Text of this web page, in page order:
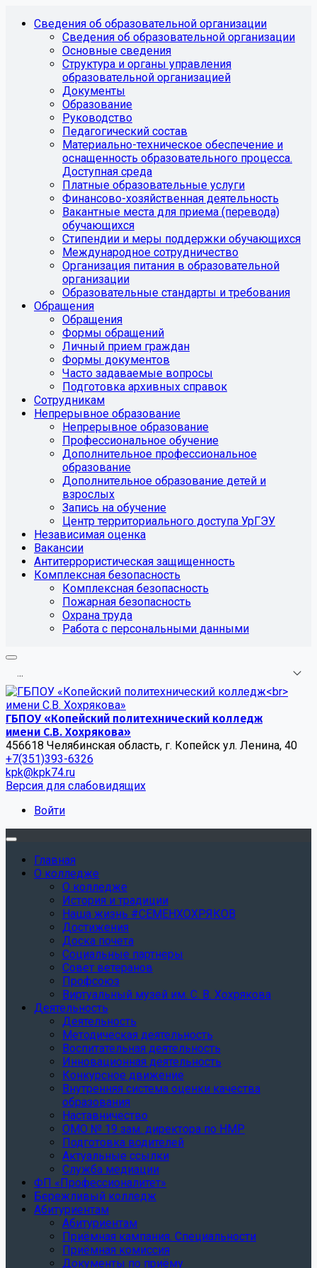
Сведения об образовательной организации
Сведения об образовательной организации
Основные сведения
Структура и органы управления
образовательной организацией
Документы
Образование
Руководство
Педагогический состав
Материально-техническое обеспечение и
оснащенность образовательного процесса.
Доступная среда
Платные образовательные услуги
Финансово-хозяйственная деятельность
Вакантные места для приема (перевода)
обучающихся
Стипендии и меры поддержки обучающихся
Международное сотрудничество
Организация питания в образовательной
организации
Образовательные стандарты и требования
Обращения
Обращения
Формы обращений
Личный прием граждан
Формы документов
Часто задаваемые вопросы
Подготовка архивных справок
Сотрудникам
Непрерывное образование
Непрерывное образование
Профессиональное обучение
Дополнительное профессиональное
образование
Дополнительное образование детей и
взрослых
Запись на обучение
Центр территориального доступа УрГЭУ
Независимая оценка
Вакансии
Антитеррористическая защищенность
Комплексная безопасность
Комплексная безопасность
Пожарная безопасность
Охрана труда
Работа с персональными данными
...
ГБПОУ «Копейский политехнический колледж
имени С.В. Хохрякова»
456618 Челябинская область, г. Копейск ул. Ленина, 40
+7(351)393-6326
kpk@kpk74.ru
Версия для слабовидящих
Войти
Главная
О колледже
О колледже
История и традиции
Наша жизнь #СЕМЕНХОХРЯКОВ
Достижения
Доска почета
Социальные партнеры
Совет ветеранов
Профсоюз
Виртуальный музей им. С. В. Хохрякова
Деятельность
Деятельность
Методическая деятельность
Воспитательная деятельность
Инновационная деятельность
Конкурсное движение
Внутренняя система оценки качества
образования
Наставничество
ОМО № 19 зам. директора по НМР
Подготовка водителей
Актуальные ссылки
Служба медиации
ФП «Профессионалитет»
Бережливый колледж
Абитуриентам
Абитуриентам
Приёмная кампания. Специальности
Приёмная комиссия
Документы по приёму